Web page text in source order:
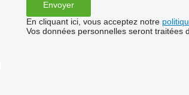
En cliquant ici, vous acceptez notre
Vos données personnelles seront traitées